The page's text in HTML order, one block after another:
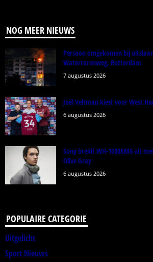
NOG MEER NIEUWS
Persoon omgekomen bij
Watertorenweg, Rotterdam
7 augustus 2026
Joël Veltman kiest voor West
6 augustus 2026
Sony breidt WH-1000XM6 uit
Olive Gray
6 augustus 2026
POPULAIRE CATEGORIE
Uitgelicht
Sport Nieuws